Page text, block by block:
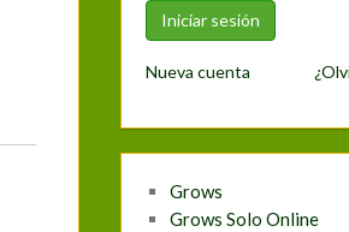
Nueva cuenta
Grows
Grows Solo Online